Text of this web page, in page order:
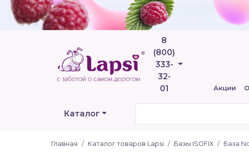
8
(800)
333-
32-
01
Телефоны
Акции
Каталог
Главная Каталог товаров Lapsi Базы ISOFIX База